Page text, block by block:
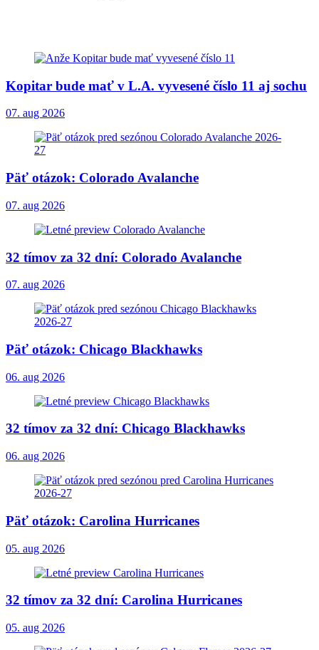
Kopitar bude mať v L.A. vyvesené číslo 11 aj sochu
07. aug 2026
Päť otázok: Colorado Avalanche
07. aug 2026
32 tímov za 32 dní: Colorado Avalanche
07. aug 2026
Päť otázok: Chicago Blackhawks
06. aug 2026
32 tímov za 32 dní: Chicago Blackhawks
06. aug 2026
Päť otázok: Carolina Hurricanes
05. aug 2026
32 tímov za 32 dní: Carolina Hurricanes
05. aug 2026